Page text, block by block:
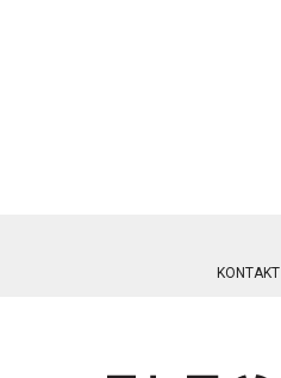
KONTAKT